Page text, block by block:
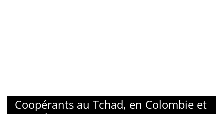
Coopérants au Tchad, en Colombie et